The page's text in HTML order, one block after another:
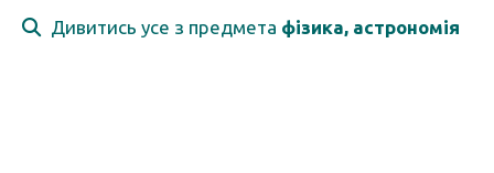
Дивитись усе з предмета фізика, астрономія